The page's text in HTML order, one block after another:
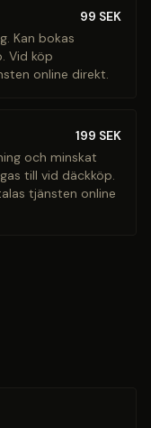
99 SEK
Kan bokas
Vid köp
online direkt.
199 SEK
och minskat
till vid däckköp.
tjänsten online